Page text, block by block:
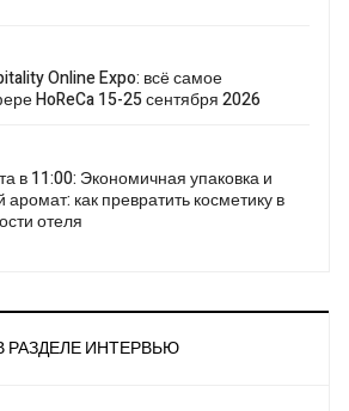
Online Expo: всё самое
HoReCa 15-25 сентября 2026
в 11:00: Экономичная упаковка и
как превратить косметику в
отеля
РАЗДЕЛЕ ИНТЕРВЬЮ